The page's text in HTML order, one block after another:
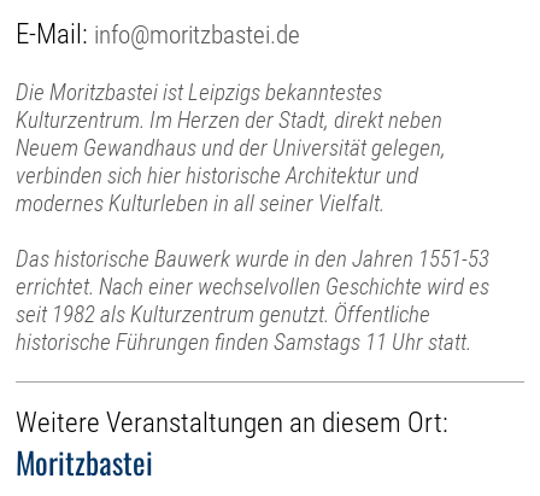
E-Mail: info@moritzbastei.de
Die Moritzbastei ist Leipzigs bekanntestes
Kulturzentrum. Im Herzen der Stadt, direkt neben
Neuem Gewandhaus und der Universität gelegen,
verbinden sich hier historische Architektur und
modernes Kulturleben in all seiner Vielfalt.
Das historische Bauwerk wurde in den Jahren 1551-53
errichtet. Nach einer wechselvollen Geschichte wird es
seit 1982 als Kulturzentrum genutzt. Öffentliche
historische Führungen finden Samstags 11 Uhr statt.
Weitere Veranstaltungen an diesem Ort:
Moritzbastei